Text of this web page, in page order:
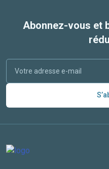
Abonnez-vous et